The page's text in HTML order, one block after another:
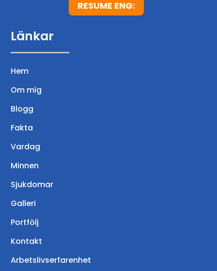
RESUME ENG:
Länkar
Hem
Om mig
Blogg
Fakta
Vardag
Minnen
Sjukdomar
Galleri
Portfölj
Kontakt
Arbetslivserfarenhet